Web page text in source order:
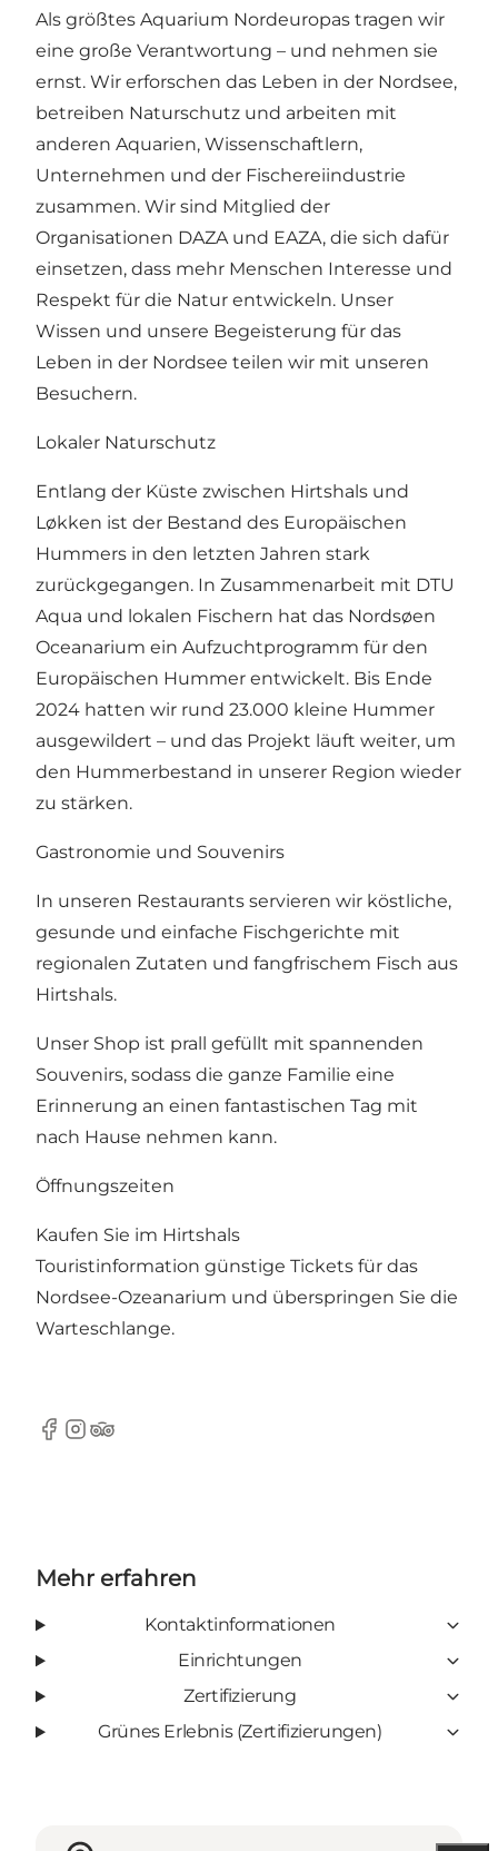
Als größtes Aquarium Nordeuropas tragen wir
eine große Verantwortung – und nehmen sie
ernst. Wir erforschen das Leben in der Nordsee,
betreiben Naturschutz und arbeiten mit
anderen Aquarien, Wissenschaftlern,
Unternehmen und der Fischereiindustrie
zusammen. Wir sind Mitglied der
Organisationen DAZA und EAZA, die sich dafür
einsetzen, dass mehr Menschen Interesse und
Respekt für die Natur entwickeln. Unser
Wissen und unsere Begeisterung für das
Leben in der Nordsee teilen wir mit unseren
Besuchern.
Lokaler Naturschutz
Entlang der Küste zwischen Hirtshals und
Løkken ist der Bestand des Europäischen
Hummers in den letzten Jahren stark
zurückgegangen. In Zusammenarbeit mit DTU
Aqua und lokalen Fischern hat das Nordsøen
Oceanarium ein Aufzuchtprogramm für den
Europäischen Hummer entwickelt. Bis Ende
2024 hatten wir rund 23.000 kleine Hummer
ausgewildert – und das Projekt läuft weiter, um
den Hummerbestand in unserer Region wieder
zu stärken.
Gastronomie und Souvenirs
In unseren Restaurants servieren wir köstliche,
gesunde und einfache Fischgerichte mit
regionalen Zutaten und fangfrischem Fisch aus
Hirtshals.
Unser Shop ist prall gefüllt mit spannenden
Souvenirs, sodass die ganze Familie eine
Erinnerung an einen fantastischen Tag mit
nach Hause nehmen kann.
Öffnungszeiten
Kaufen Sie im Hirtshals
Touristinformation günstige Tickets für das
Nordsee-Ozeanarium und überspringen Sie die
Warteschlange.
Facebook
Instagram
TripAdvisor
Mehr erfahren
Kontaktinformationen
Einrichtungen
Zertifizierung
Grünes Erlebnis (Zertifizierungen)